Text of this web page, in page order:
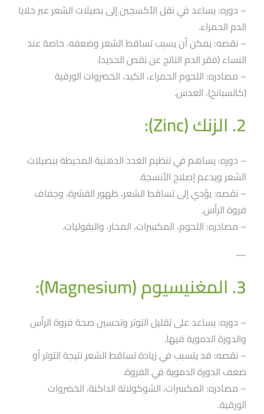
– دوره: يساعد في نقل الأكسجين إلى بصيلات الشعر عبر خلايا
الدم الحمراء.
– نقصه: يمكن أن يسبب تساقط الشعر وضعفه، خاصة عند
النساء (فقر الدم الناتج عن نقص الحديد).
– مصادره: اللحوم الحمراء، الكبد، الخضروات الورقية
(كالسبانخ)، العدس.
2. الزنك (Zinc):
– دوره: يساهم في تنظيم الغدد الدهنية المحيطة ببصيلات
الشعر ويدعم إصلاح الأنسجة.
– نقصه: يؤدي إلى تساقط الشعر، ظهور القشرة، وجفاف
فروة الرأس.
– مصادره: اللحوم، المكسرات، المحار، والبقوليات.
—
3. المغنيسيوم (Magnesium):
– دوره: يساعد على تقليل التوتر وتحسين صحة فروة الرأس
والدورة الدموية فيها.
– نقصه: قد يتسبب في زيادة تساقط الشعر نتيجة التوتر أو
ضعف الدورة الدموية في الفروة.
– مصادره: المكسرات، الشوكولاتة الداكنة، الخضروات
الورقية.